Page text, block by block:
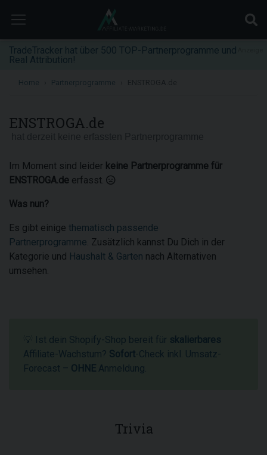
TradeTracker hat über 500 TOP-Partnerprogramme und
Real Attribution!
Home Partnerprogramme
ENSTROGA.de
Im Moment sind leider keine Partnerprogramme für
ENSTROGA.de erfasst.
Was nun?
Es gibt einige thematisch passende
Partnerprogramme. Zusätzlich kannst Du Dich in der
Kategorie und Haushalt & Garten nach Alternativen
umsehen.
💡 Ist dein Shopify-Shop bereit für skalierbares
Affiliate-Wachstum? Sofort-Check inkl. Umsatz-
Forecast – OHNE Anmeldung.
Trivia